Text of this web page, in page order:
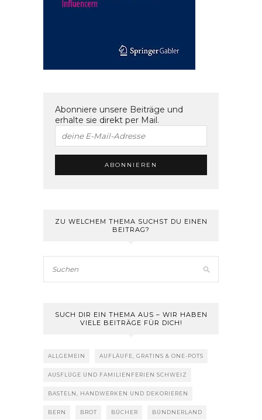
Abonniere unsere Beiträge und
erhalte sie direkt per Mail.
ZU WELCHEM THEMA SUCHST DU EINEN
BEITRAG?
SUCH DIR EIN THEMA AUS – WIR HABEN
VIELE BEITRÄGE FÜR DICH!
ALLGEMEIN AUFLÄUFE, GRATINS & ONE-POTS
AUSFLÜGE UND FAMILIENFERIEN SCHWEIZ
BASTELN, HANDWERKEN UND DEKORIEREN
BERN BROT BÜCHER BÜNDNERLAND